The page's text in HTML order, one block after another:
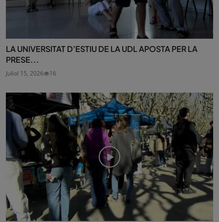
LA UNIVERSITAT D’ESTIU DE LA UDL APOSTA PER LA
PRESE...
Juliol 15, 2026 16